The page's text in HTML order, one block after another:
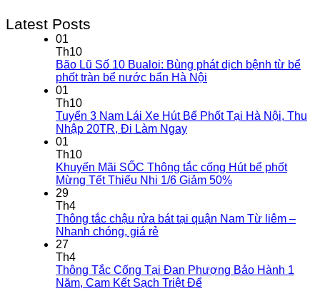
Latest Posts
01
Th10
Bão Lũ Số 10 Bualoi: Bùng phát dịch bệnh từ bể
phốt tràn bể nước bẩn Hà Nội
01
Th10
Tuyển 3 Nam Lái Xe Hút Bể Phốt Tại Hà Nội, Thu
Nhập 20TR, Đi Làm Ngay
01
Th10
Khuyến Mãi SỐC Thông tắc cống Hút bể phốt
Mừng Tết Thiếu Nhi 1/6 Giảm 50%
29
Th4
Thông tắc chậu rửa bát tại quận Nam Từ liêm –
Nhanh chóng, giá rẻ
27
Th4
Thông Tắc Cống Tại Đan Phượng Bảo Hành 1
Năm, Cam Kết Sạch Triệt Để